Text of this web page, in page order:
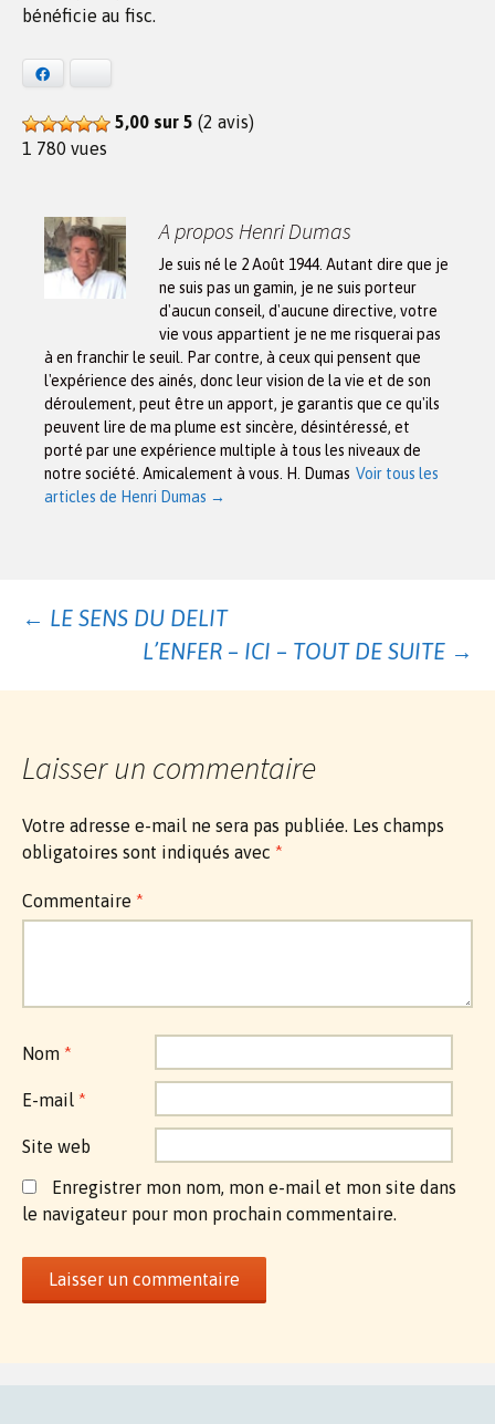
bénéficie au fisc.
5,00 sur 5 (2 avis)
1 780 vues
A propos Henri Dumas
Je suis né le 2 Août 1944. Autant dire que je
ne suis pas un gamin, je ne suis porteur
d'aucun conseil, d'aucune directive, votre
vie vous appartient je ne me risquerai pas
à en franchir le seuil. Par contre, à ceux qui pensent que
l'expérience des ainés, donc leur vision de la vie et de son
déroulement, peut être un apport, je garantis que ce qu'ils
peuvent lire de ma plume est sincère, désintéressé, et
porté par une expérience multiple à tous les niveaux de
notre société. Amicalement à vous. H. Dumas Voir tous les
articles de Henri Dumas →
Navigation
des
articles
← LE SENS DU DELIT
L’ENFER – ICI – TOUT DE SUITE →
Laisser un commentaire
Votre adresse e-mail ne sera pas publiée. Les champs
obligatoires sont indiqués avec *
Commentaire *
Nom *
E-mail *
Site web
Enregistrer mon nom, mon e-mail et mon site dans
le navigateur pour mon prochain commentaire.